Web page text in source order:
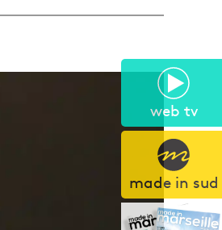
web tv
made in sud